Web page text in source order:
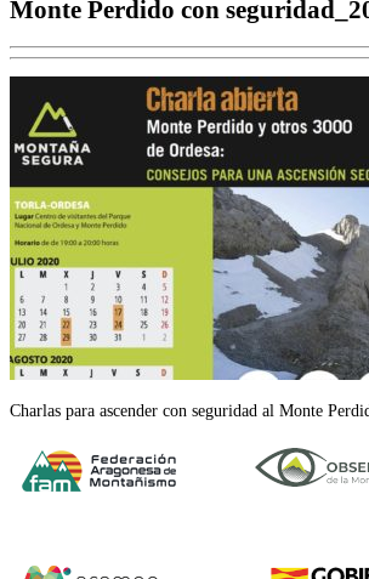
Monte Perdido con
Charlas para ascender con seguridad al Monte